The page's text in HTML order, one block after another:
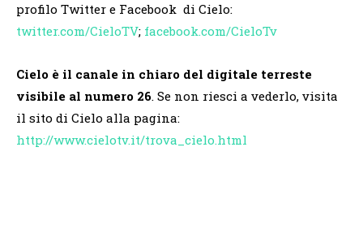
profilo Twitter e Facebook di Cielo:
twitter.com/CieloTV; facebook.com/CieloTv
Cielo è il canale in chiaro del digitale terreste
visibile al numero 26. Se non riesci a vederlo, visita
il sito di Cielo alla pagina:
http://www.cielotv.it/trova_ cielo.html